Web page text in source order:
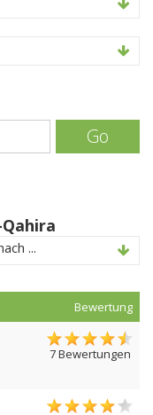
Go
...
Bewertung
7 Bewertungen